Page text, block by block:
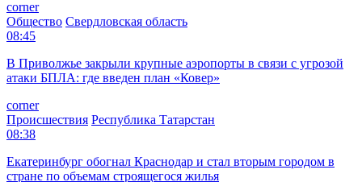
corner
Общество Свердловская область
08:45
В Приволжье закрыли крупные аэропорты в связи с угрозой
атаки БПЛА: где введен план «Ковер»
corner
Происшествия Республика Татарстан
08:38
Екатеринбург обогнал Краснодар и стал вторым городом в
стране по объемам строящегося жилья